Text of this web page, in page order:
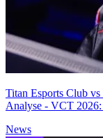
Titan Esports Club
Analyse - VCT
News